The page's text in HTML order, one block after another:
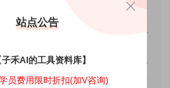
压或打开不了？
站点公告
禾AI的工具资料库】
员费用限时折扣(加V咨询)